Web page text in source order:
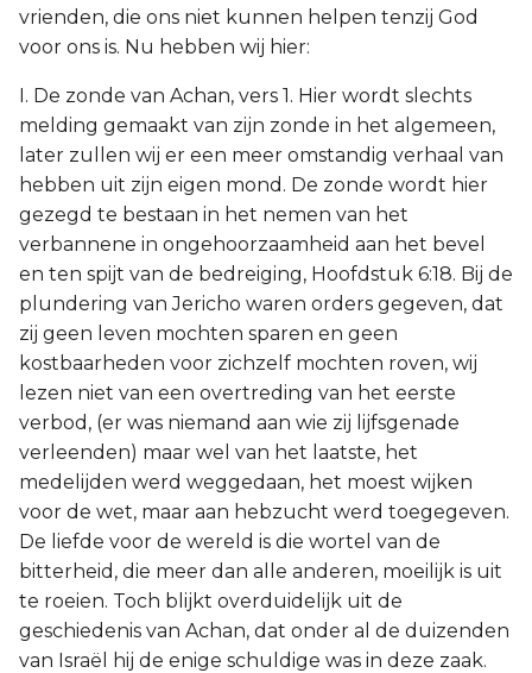
vrienden, die ons niet kunnen helpen tenzij God
voor ons is. Nu hebben wij hier:
I. De zonde van Achan, vers 1. Hier wordt slechts
melding gemaakt van zijn zonde in het algemeen,
later zullen wij er een meer omstandig verhaal van
hebben uit zijn eigen mond. De zonde wordt hier
gezegd te bestaan in het nemen van het
verbannene in ongehoorzaamheid aan het bevel
en ten spijt van de bedreiging, Hoofdstuk 6:18. Bij de
plundering van Jericho waren orders gegeven, dat
zij geen leven mochten sparen en geen
kostbaarheden voor zichzelf mochten roven, wij
lezen niet van een overtreding van het eerste
verbod, (er was niemand aan wie zij lijfsgenade
verleenden) maar wel van het laatste, het
medelijden werd weggedaan, het moest wijken
voor de wet, maar aan hebzucht werd toegegeven.
De liefde voor de wereld is die wortel van de
bitterheid, die meer dan alle anderen, moeilijk is uit
te roeien. Toch blijkt overduidelijk uit de
geschiedenis van Achan, dat onder al de duizenden
van Israël hij de enige schuldige was in deze zaak.